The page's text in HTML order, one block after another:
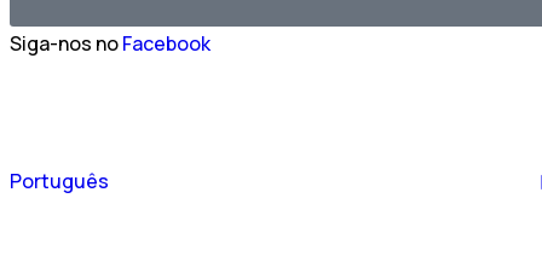
Siga-nos noFacebook
Português
Español